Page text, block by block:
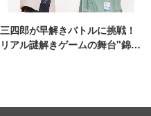
三四郎が早解きバトルに挑戦！
リアル謎解きゲームの舞台"錦糸